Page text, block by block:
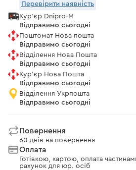
Перевірити наявність
Кур'єр Dnipro-M
Відправимо сьогодні
Поштомат Нова пошта
Відправимо сьогодні
Відділення Нова Пошта
Відправимо сьогодні
Кур'єр Нова Пошта
Відправимо сьогодні
Відділення Укрпошта
Відправимо сьогодні
Повернення
60 днів на повернення
Оплата
Готівкою, картою, оплата
рахунок для юр. осіб